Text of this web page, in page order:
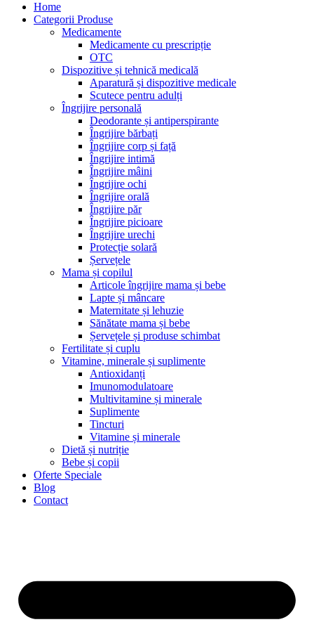
Home
Categorii Produse
Medicamente
Medicamente cu prescripție
OTC
Dispozitive și tehnică medicală
Aparatură și dispozitive medicale
Scutece pentru adulți
Îngrijire personală
Deodorante și antiperspirante
Îngrijire bărbați
Îngrijire corp și față
Îngrijire intimă
Îngrijire mâini
Îngrijire ochi
Îngrijire orală
Îngrijire păr
Îngrijire picioare
Îngrijire urechi
Protecție solară
Șervețele
Mama și copilul
Articole îngrijire mama și bebe
Lapte și mâncare
Maternitate și lehuzie
Sănătate mama și bebe
Șervețele și produse schimbat
Fertilitate și cuplu
Vitamine, minerale și suplimente
Antioxidanți
Imunomodulatoare
Multivitamine și minerale
Suplimente
Tincturi
Vitamine și minerale
Dietă și nutriție
Bebe și copii
Oferte Speciale
Blog
Contact